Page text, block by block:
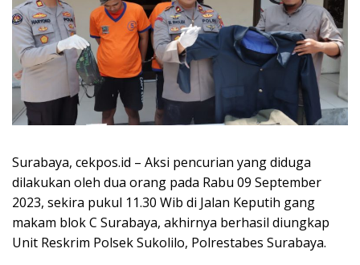
Surabaya, cekpos.id – Aksi pencurian yang diduga
dilakukan oleh dua orang pada Rabu 09 September
2023, sekira pukul 11.30 Wib di Jalan Keputih gang
makam blok C Surabaya, akhirnya berhasil diungkap
Unit Reskrim Polsek Sukolilo, Polrestabes Surabaya.